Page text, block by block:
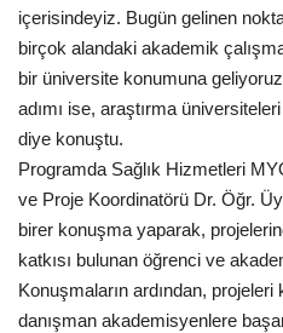
içerisindeyiz. Bugün gelinen
birçok alandaki akademik
bir üniversite konumuna
adımı ise, araştırma
diye konuştu.
Programda Sağlık Hizmetleri
ve Proje Koordinatörü Dr. Öğr.
birer konuşma yaparak,
katkısı bulunan öğrenci ve
Konuşmaların ardından,
danışman akademisyenlere